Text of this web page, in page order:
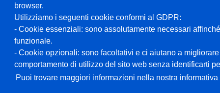
browser.
Utilizziamo i seguenti cookie conformi al GDPR:
- Cookie essenziali: sono assolutamente necessari
funzionale.
- Cookie opzionali: sono facoltativi e ci aiutano a
comportamento di utilizzo del sito web senza identificarti
Puoi trovare maggiori informazioni nella nostra